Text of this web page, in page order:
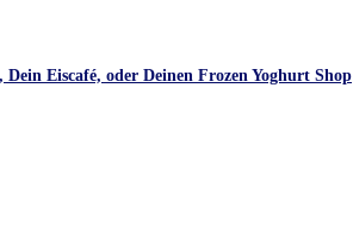
Eiscafé, oder Deinen Frozen Yoghurt Shop